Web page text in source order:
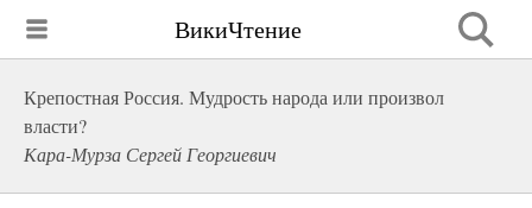
ВикиЧтение
Крепостная Россия. Мудрость народа или произвол
власти?
Кара-Мурза Сергей Георгиевич